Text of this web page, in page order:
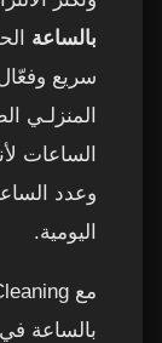
بالساعة
سريع
المنزلـي
الساعات
وعدد
اليومية.
بالساعة